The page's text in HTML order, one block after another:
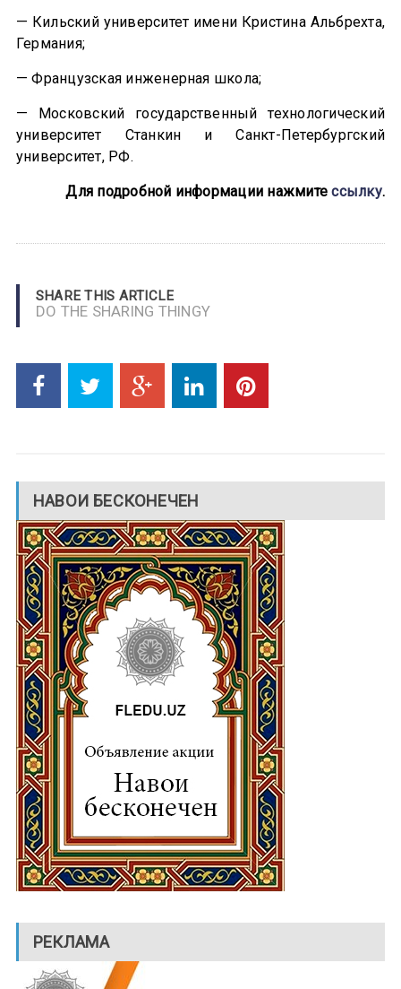
— Кильский университет имени Кристина Альбрехта,
Германия;
— Французская инженерная школа;
— Московский государственный технологический
университет Станкин и Санкт-Петербургский
университет, РФ.
Для подробной информации нажмитессылку.
SHARE THIS ARTICLE
DO THE SHARING THINGY
НАВОИ БЕСКОНЕЧЕН
РЕКЛАМА